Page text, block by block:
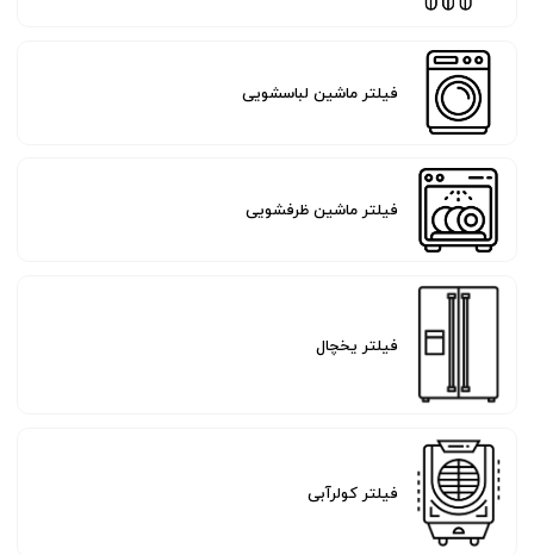
فیلتر ماشین لباسشویی
فیلتر ماشین ظرفشویی
فیلتر یخچال
فیلتر کولرآبی